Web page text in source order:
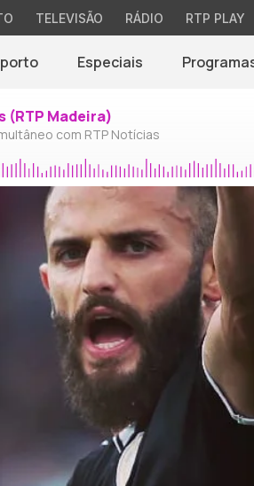
TELEVISÃO RÁDIO RTP PLAY
Especiais
(RTP Madeira)
com RTP Notícias